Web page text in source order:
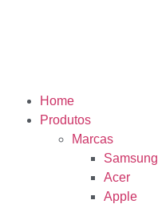
Home
Produtos
Marcas
Samsung
Acer
Apple